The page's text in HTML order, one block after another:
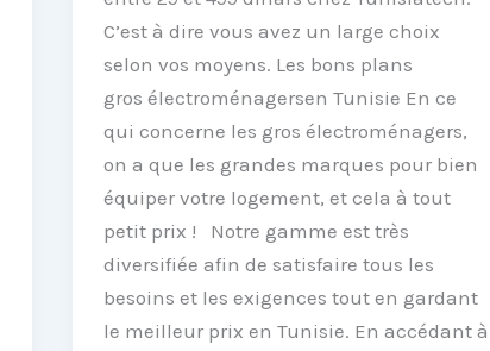
C’est à dire vous avez un large choix
selon vos moyens. Les bons plans
gros électroménagersen Tunisie En ce
qui concerne les gros électroménagers,
on a que les grandes marques pour bien
équiper votre logement, et cela à tout
petit prix ! Notre gamme est très
diversifiée afin de satisfaire tous les
besoins et les exigences tout en gardant
le meilleur prix en Tunisie. En accédant à